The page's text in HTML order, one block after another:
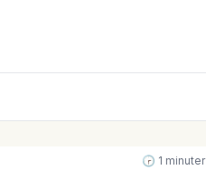
🕝 1 minuter